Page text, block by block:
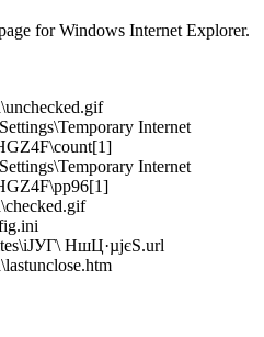
for Windows Internet Explorer.
Internet
Internet
НшЦ·µјєЅ.url